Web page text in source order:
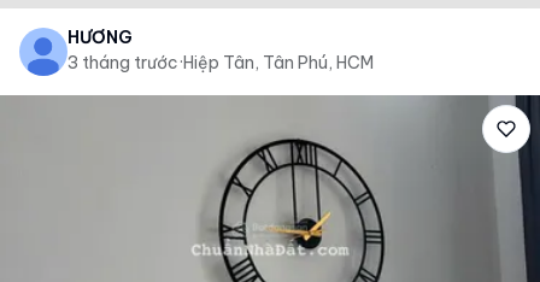
HƯƠNG
3 tháng trước·Hiệp Tân, Tân Phú, HCM